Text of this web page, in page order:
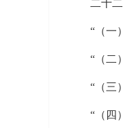
二十
“（一
“（二
“（三
“（四